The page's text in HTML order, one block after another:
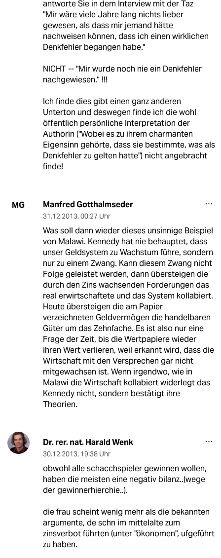
antworte Sie in dem Interview mit der Taz
"Mir wäre viele Jahre lang nichts lieber
gewesen, als dass mir jemand hätte
nachweisen können, dass ich einen wirklichen
Denkfehler begangen habe."
NICHT -- "Mir wurde noch nie ein Denkfehler
nachgewiesen.“ !!!
Ich finde dies gibt einen ganz anderen
Unterton und deswegen finde ich die wohl
öffentlich persönliche Interpretation der
Authorin ("Wobei es zu ihrem charmanten
Eigensinn gehörte, dass sie bestimmte, was als
Denkfehler zu gelten hatte") nicht angebracht
finde!
MG Manfred Gotthalmseder
31.12.2013, 00:27 Uhr
Was soll dann wieder dieses unsinnige Beispiel
von Malawi. Kennedy hat nie behauptet, dass
unser Geldsystem zu Wachstum führe, sondern
nur zu einem Zwang. Kann diesem Zwang nicht
Folge geleistet werden, dann übersteigen die
durch den Zins wachsenden Forderungen das
real erwirtschaftete und das System kollabiert.
Heute übersteigen die am Papier
verzeichneten Geldvermögen die handelbaren
Güter um das Zehnfache. Es ist also nur eine
Frage der Zeit, bis die Wertpapiere wieder
ihren Wert verlieren, weil erkannt wird, dass die
Wirtschaft mit den Versprechen gar nicht
mitgewachsen ist. Wenn irgendwo, wie in
Malawi die Wirtschaft kollabiert widerlegt das
Kennedy nicht, sondern bestätigt ihre
Theorien.
Dr. rer. nat. Harald Wenk
30.12.2013, 19:38 Uhr
obwohl alle schacchspieler gewinnen wollen,
haben die meisten eine negativ bilanz..(wege
der gewinnerhierchie..).
die frau scheint wenig mehr als die bekannten
argumente, de schn im mittelalte zum
zinsverbot führten (unter "ökonomen", ufgeführt
zu haben.